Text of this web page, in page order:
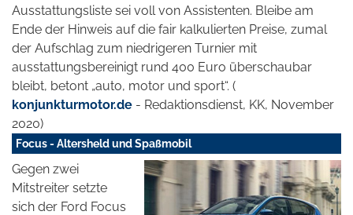
Ausstattungsliste sei voll von Assistenten. Bleibe am
Ende der Hinweis auf die fair kalkulierten Preise, zumal
der Aufschlag zum niedrigeren Turnier mit
ausstattungsbereinigt rund 400 Euro überschaubar
bleibt, betont „auto, motor und sport“. (
konjunkturmotor.de - Redaktionsdienst, KK, November
2020)
Focus - Altersheld und Spaßmobil
Gegen zwei
Mitstreiter setzte
sich der Ford Focus